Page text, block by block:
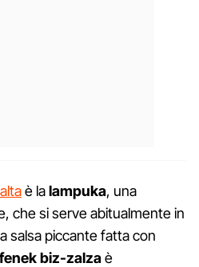
è lalampuka, una
che si serve abitualmente in
salsa piccante fatta con
fenek biz-zalzaè